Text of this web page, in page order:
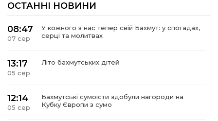
ОСТАННІ НОВИНИ
08:47
07 сер
У кожного з нас тепер свій Бахмут: у спогадах,
серці та молитвах
13:17
05 сер
Літо бахмутських дітей
12:14
05 сер
Бахмутські сумоїсти здобули нагороди на
Кубку Європи з сумо